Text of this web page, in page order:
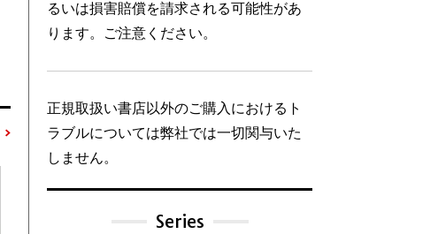
るいは損害賠償を請求される可能性があ
ります。ご注意ください。
正規取扱い書店以外のご購入におけるト
ラブルについては弊社では一切関与いた
しません。
Series